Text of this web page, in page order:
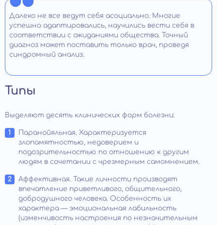
Далеко не все ведут себя асоциально. Многие
успешно адаптировались, научились вести себя в
соответствии с ожиданиями общества. Точный
диагноз может поставить только врач, проведя
синдромный анализ.
Типы
Выделяют десять клинических форм болезни:
Паранойяльная. Характеризуется
злопамятностью, недоверием и
подозрительностью по отношению к другим
людям в сочетании с чрезмерным самомнением.
Аффективная. Такие личности производят
впечатление приветливого, общительного,
добродушного человека. Особенность их
характера — эмоциональная лабильность
(изменчивость настроения по незначительным